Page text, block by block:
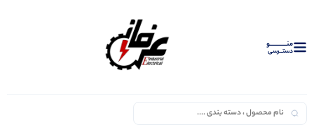
منــــــــــــو
دستــرسی